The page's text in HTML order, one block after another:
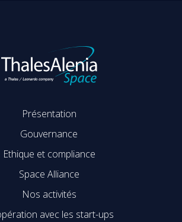
Présentation
Gouvernance
Ethique et compliance
Space Alliance
Nos activités
avec les start-ups